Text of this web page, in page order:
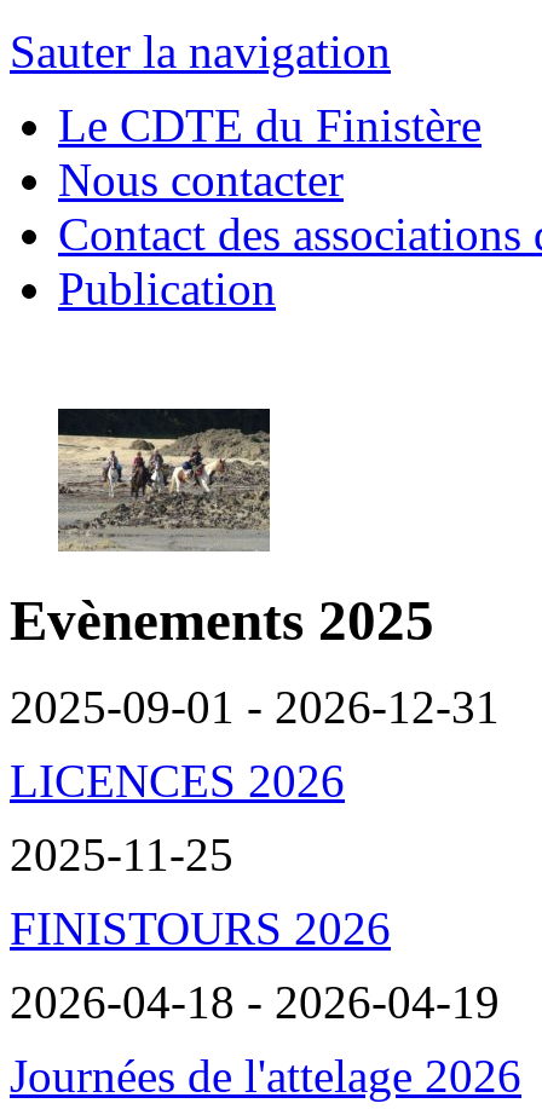
Sauter la navigation
Le CDTE du Finistère
Nous contacter
Contact des
Publication
Evènements 2025
2025-09-01 - 2026-12-31
LICENCES 2026
2025-11-25
FINISTOURS 2026
2026-04-18 - 2026-04-19
Journées de l'attelage 2026